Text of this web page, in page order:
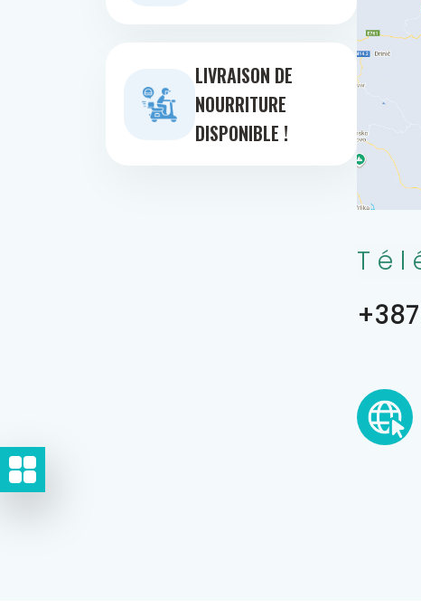
LIVRAISON DE
NOURRITURE
DISPONIBLE !